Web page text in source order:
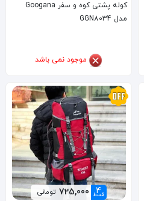
کوله پشتی کوه و سفر Googana
مدل GGN8034
موجود نمی باشد
4
قسط 725,000 تومانی